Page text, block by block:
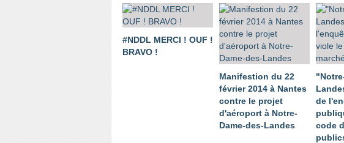
#NDDL MERCI ! OUF !
BRAVO !
Manifestion du 22
février 2014 à Nantes
contre le projet
d'aéroport à Notre-
Dame-des-Landes
de
code